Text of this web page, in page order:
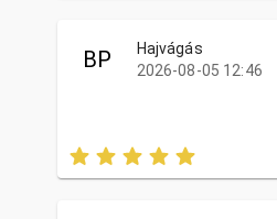
BP
Hajvágás
2026-08-05 12:46